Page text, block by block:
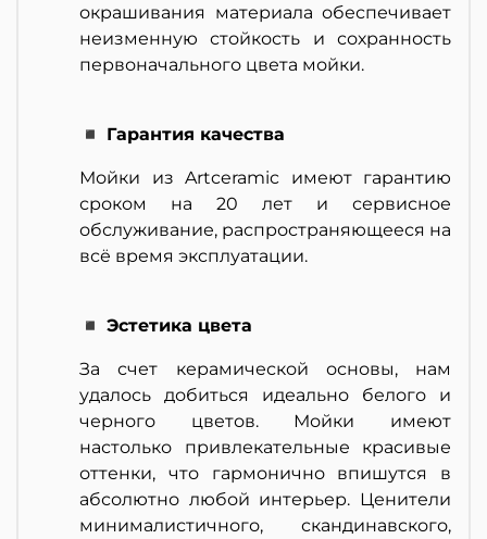
окрашивания материала обеспечивает
неизменную стойкость и сохранность
первоначального цвета мойки.
◾ Гарантия качества
Мойки из Artceramic имеют гарантию
сроком на 20 лет и сервисное
обслуживание, распространяющееся на
всё время эксплуатации.
◾ Эстетика цвета
За счет керамической основы, нам
удалось добиться идеально белого и
черного цветов. Мойки имеют
настолько привлекательные красивые
оттенки, что гармонично впишутся в
абсолютно любой интерьер. Ценители
минималистичного, скандинавского,